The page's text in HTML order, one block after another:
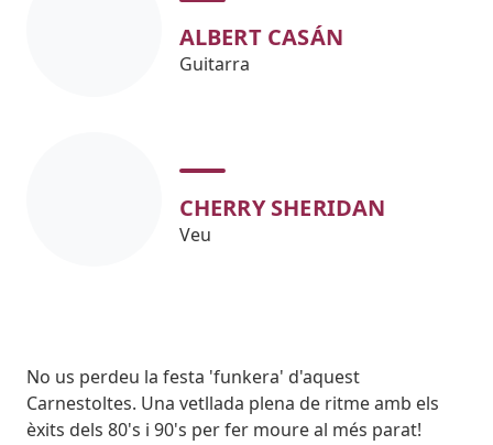
ALBERT CASÁN
Guitarra
CHERRY SHERIDAN
Veu
Body
No us perdeu la festa 'funkera' d'aquest
Carnestoltes. Una vetllada plena de ritme amb els
èxits dels 80's i 90's per fer moure al més parat!